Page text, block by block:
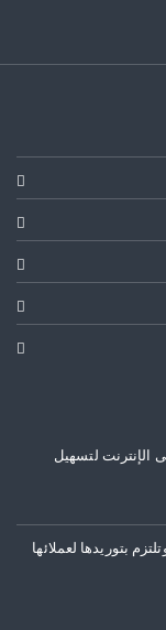
لتسهيل
بتوريدها لعملائها